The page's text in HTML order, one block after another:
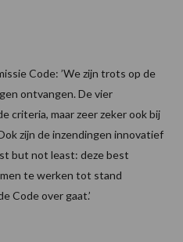
Code: ’We zijn trots op de
ontvangen. De vier
criteria, maar zeer zeker ook bij
zijn de inzendingen innovatief
but not least: deze best
te werken tot stand
Code over gaat.’